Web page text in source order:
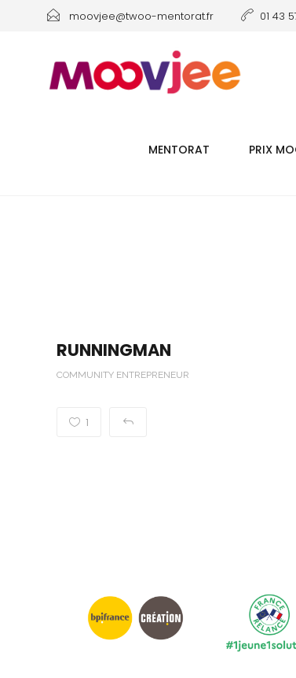
moovjee@twoo-mentorat.fr 01 43
MENTORAT PRIX
RUNNINGMAN
COMMUNITY ENTREPRENEUR
1